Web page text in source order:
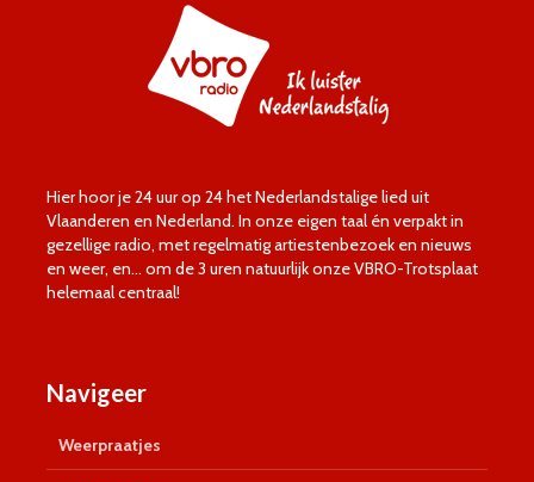
Hier hoor je 24 uur op 24 het Nederlandstalige lied uit
Vlaanderen en Nederland. In onze eigen taal én verpakt in
gezellige radio, met regelmatig artiestenbezoek en nieuws
en weer, en… om de 3 uren natuurlijk onze VBRO-Trotsplaat
helemaal centraal!
Navigeer
Weerpraatjes